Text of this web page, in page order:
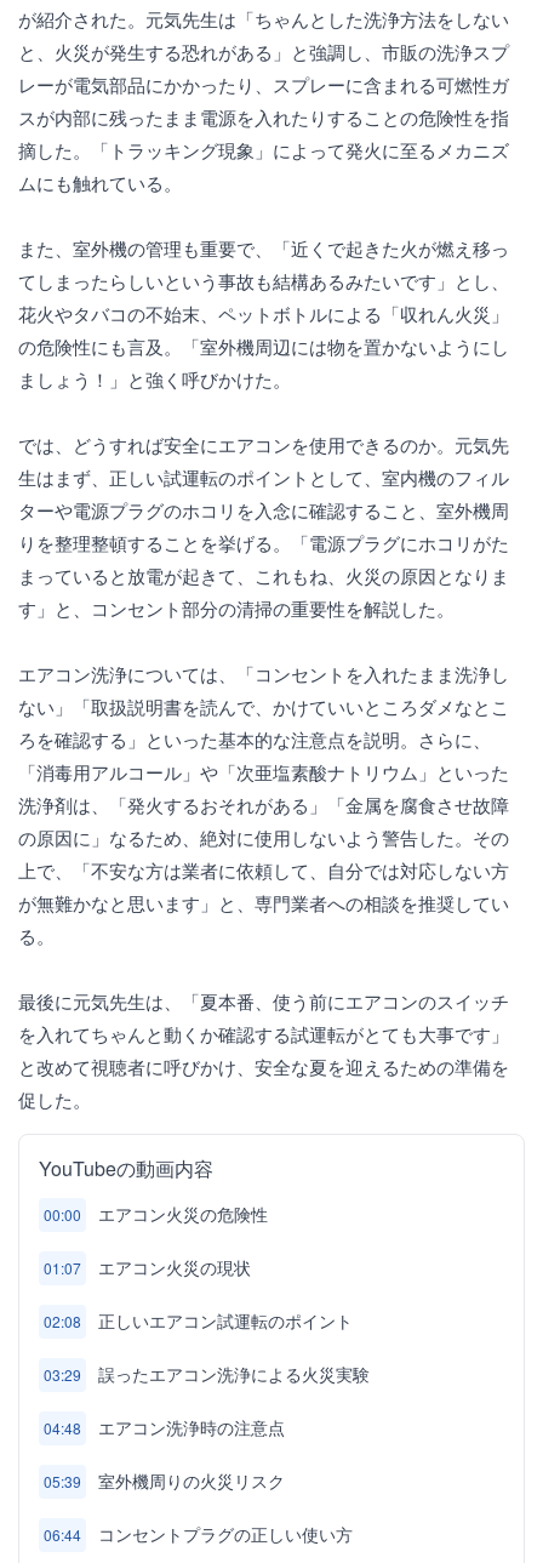
が紹介された。元気先生は「ちゃんとした洗浄方法をしない
と、火災が発生する恐れがある」と強調し、市販の洗浄スプ
レーが電気部品にかかったり、スプレーに含まれる可燃性ガ
スが内部に残ったまま電源を入れたりすることの危険性を指
摘した。「トラッキング現象」によって発火に至るメカニズ
ムにも触れている。
また、室外機の管理も重要で、「近くで起きた火が燃え移っ
てしまったらしいという事故も結構あるみたいです」とし、
花火やタバコの不始末、ペットボトルによる「収れん火災」
の危険性にも言及。「室外機周辺には物を置かないようにし
ましょう！」と強く呼びかけた。
では、どうすれば安全にエアコンを使用できるのか。元気先
生はまず、正しい試運転のポイントとして、室内機のフィル
ターや電源プラグのホコリを入念に確認すること、室外機周
りを整理整頓することを挙げる。「電源プラグにホコリがた
まっていると放電が起きて、これもね、火災の原因となりま
す」と、コンセント部分の清掃の重要性を解説した。
エアコン洗浄については、「コンセントを入れたまま洗浄し
ない」「取扱説明書を読んで、かけていいところダメなとこ
ろを確認する」といった基本的な注意点を説明。さらに、
「消毒用アルコール」や「次亜塩素酸ナトリウム」といった
洗浄剤は、「発火するおそれがある」「金属を腐食させ故障
の原因に」なるため、絶対に使用しないよう警告した。その
上で、「不安な方は業者に依頼して、自分では対応しない方
が無難かなと思います」と、専門業者への相談を推奨してい
る。
最後に元気先生は、「夏本番、使う前にエアコンのスイッチ
を入れてちゃんと動くか確認する試運転がとても大事です」
と改めて視聴者に呼びかけ、安全な夏を迎えるための準備を
促した。
YouTubeの動画内容
00:00 エアコン火災の危険性
01:07 エアコン火災の現状
02:08 正しいエアコン試運転のポイント
03:29 誤ったエアコン洗浄による火災実験
04:48 エアコン洗浄時の注意点
05:39 室外機周りの火災リスク
06:44 コンセントプラグの正しい使い方